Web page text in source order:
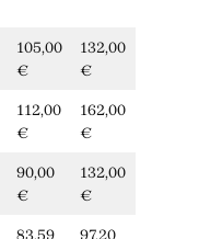
105,00
€
132,00
€
112,00
€
162,00
€
90,00
€
132,00
€
83,59
97,20